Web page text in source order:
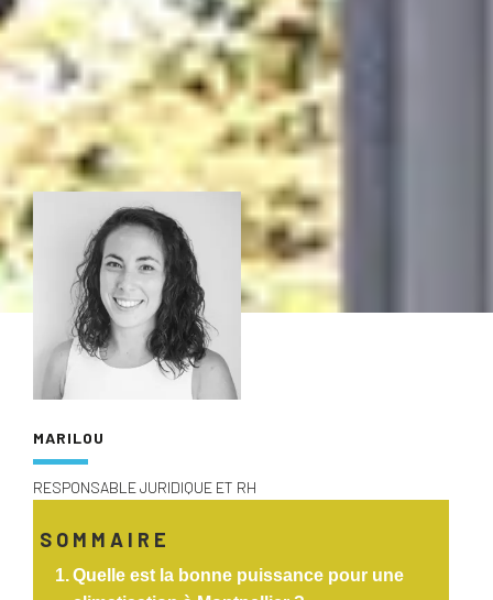
MARILOU
RESPONSABLE JURIDIQUE ET RH
SOMMAIRE
Quelle est la bonne puissance pour une